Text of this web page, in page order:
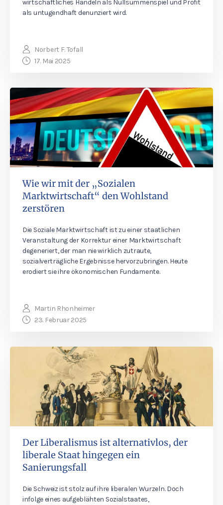
wirtschaftliches Handeln als Nullsummenspiel und Profit
als untugendhaft denunziert wird.
Norbert F. Tofall
17. Mai 2025
Wie wir mit der „Sozialen
Marktwirtschaft“ den Wohlstand
zerstören
Die Soziale Marktwirtschaft ist zu einer staatlichen
Veranstaltung der Korrektur einer Marktwirtschaft
degeneriert, der man nie wirklich zutraute,
sozialverträgliche Ergebnisse hervorzubringen. Heute
erodiert sie ihre ökonomischen Fundamente.
Martin Rhonheimer
23. Februar 2025
Der Liberalismus ist alternativlos, der
liberale Staat hingegen ein
Sanierungsfall
Die Schweiz ist stolz auf ihre liberalen Wurzeln. Doch
infolge eines aufgeblähten Sozialstaates,